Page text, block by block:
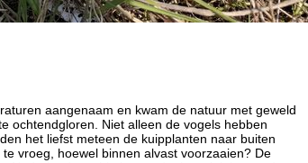
aangenaam en kwam de natuur met geweld
ochtendgloren. Niet alleen de vogels hebben
het liefst meteen de kuipplanten naar buiten
vroeg, hoewel binnen alvast voorzaaien? De